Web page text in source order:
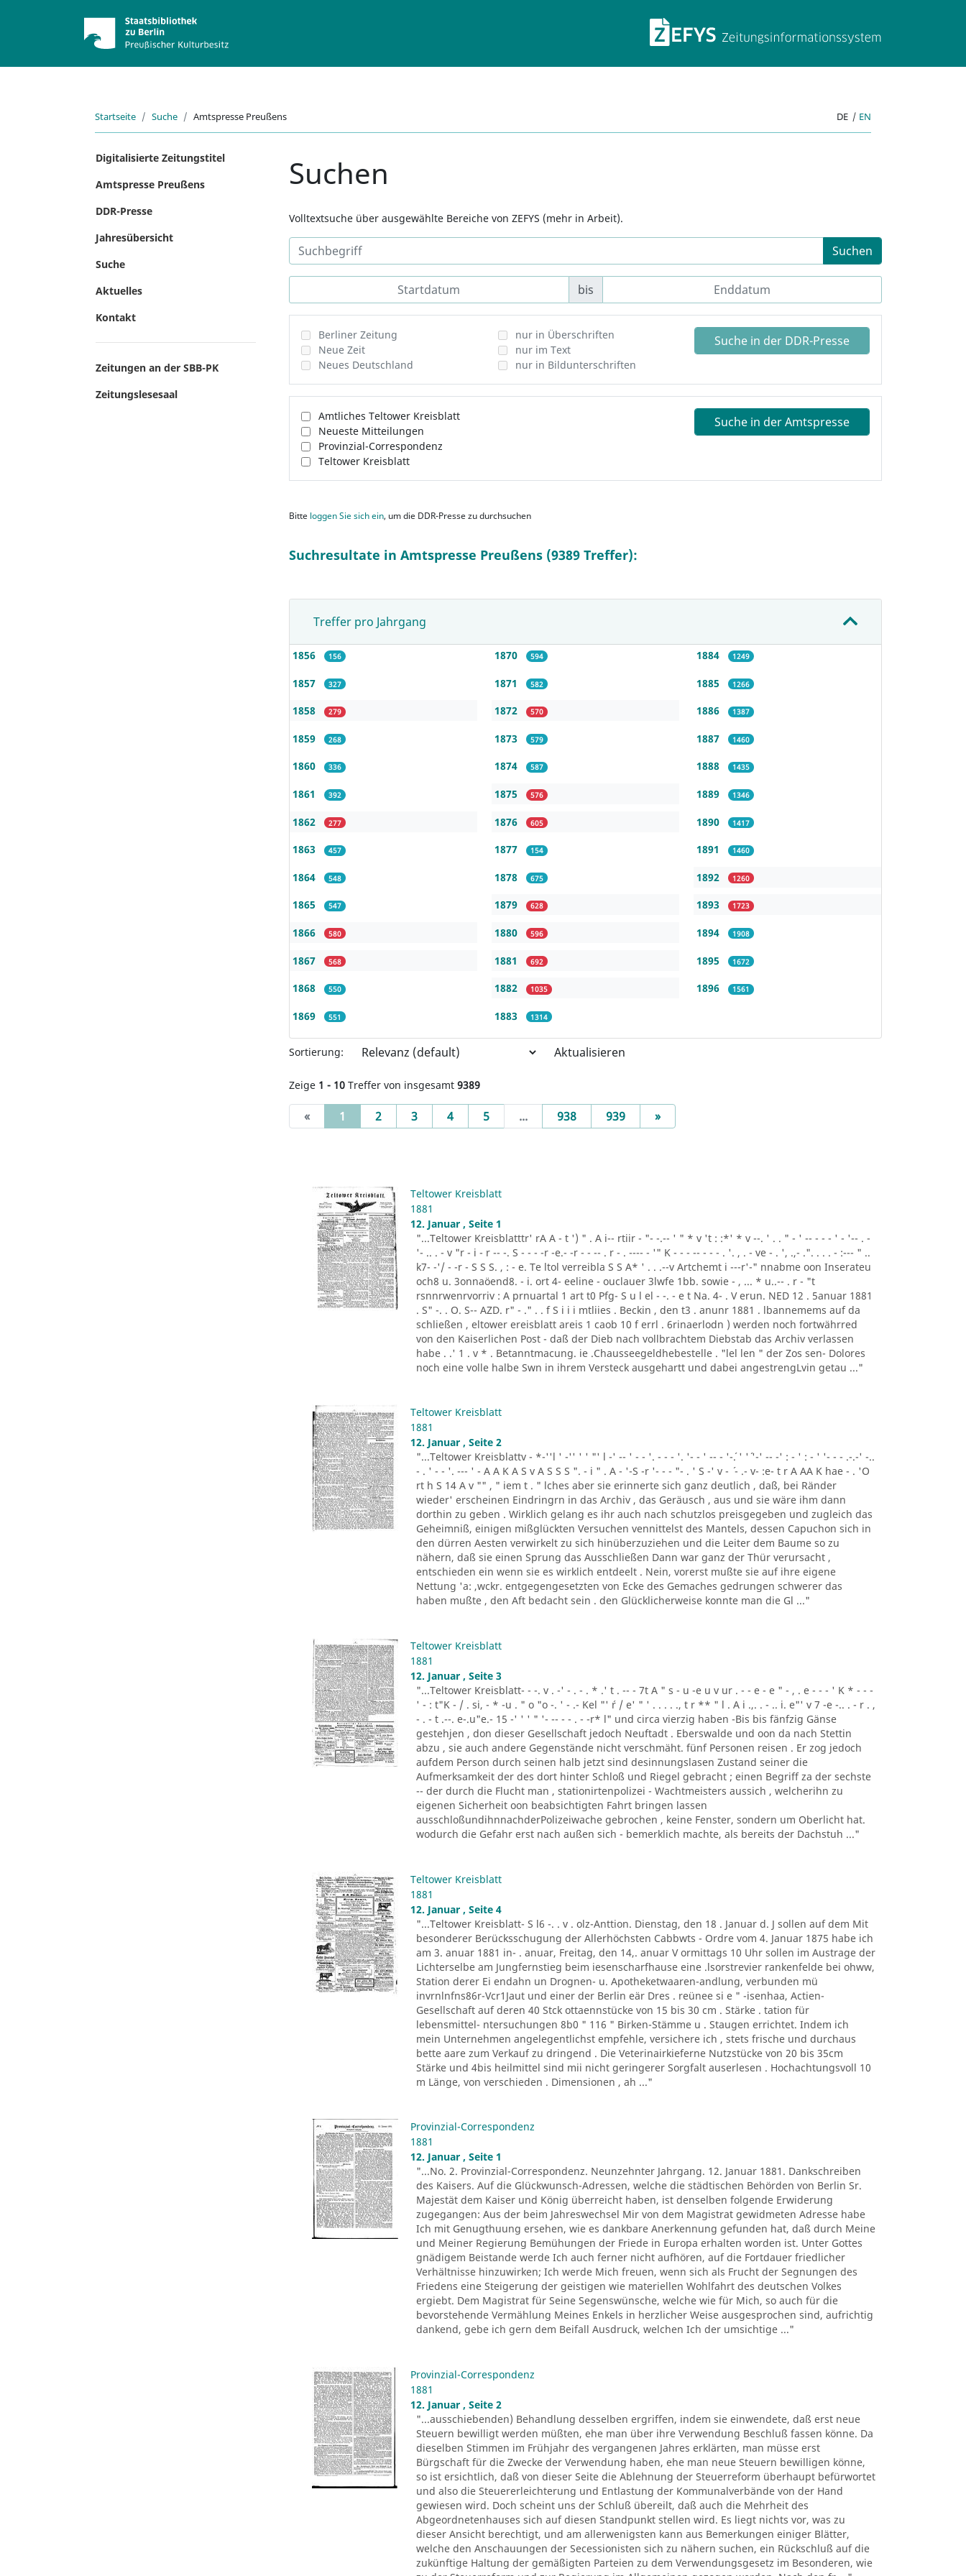
ZEFYS
Startseite Suche Amtspresse Preußens DE | EN
Digitalisierte Zeitungstitel
Amtspresse Preußens
DDR-Presse
Jahresübersicht
Suche
Aktuelles
Kontakt
Zeitungen an der SBB-PK
Zeitungslesesaal
Suchen
Volltextsuche über ausgewählte Bereiche von ZEFYS (mehr in Arbeit).
Suchen
bis
Berliner Zeitung
Neue Zeit
Neues Deutschland
nur in Überschriften
nur im Text
nur in Bildunterschriften
Suche in der DDR-Presse
Amtliches Teltower Kreisblatt
Neueste Mitteilungen
Provinzial-Correspondenz
Teltower Kreisblatt
Suche in der Amtspresse
Bitte loggen Sie sich ein, um die DDR-Presse zu durchsuchen
Suchresultate in Amtspresse Preußens (9389 Treffer):
Treffer pro Jahrgang
1856 156
1857 327
1858 279
1859 268
1860 336
1861 392
1862 277
1863 457
1864 548
1865 547
1866 580
1867 568
1868 550
1869 551
1870 594
1871 582
1872 570
1873 579
1874 587
1875 576
1876 605
1877 154
1878 675
1879 628
1880 596
1881 692
1882 1035
1883 1314
1884 1249
1885 1266
1886 1387
1887 1460
1888 1435
1889 1346
1890 1417
1891 1460
1892 1260
1893 1723
1894 1908
1895 1672
1896 1561
Sortierung: Aktualisieren
Zeige 1 - 10 Treffer von insgesamt 9389
« 1 (current)
2 3 4 5 ... 938 939 »Next
Teltower Kreisblatt
1881
12. Januar , Seite 1
"...Teltower Kreisblatttr' rA A - t ') " . A i-- rtiir - "- -.-- ' " * v 't : :*' * v --. ' . . " - ' -- - - - ' - '-- . -
'- .. . - v "r - i - r -- -. S - - - -r -e.- -r - - -- . r - . ---- - '" K - - - -- - - - . '. , . - ve - . ', .,- .". . . . - :--- " ..
k7- -'/ - -r - S S S. , : - e. Te ltol verreibla S S A* ' . . .--v Artchemt i ---r'-" nnabme oon Inserateu
och8 u. 3onnaöend8. - i. ort 4- eeline - ouclauer 3lwfe 1bb. sowie - , ... * u..-- . r - "t
rsnnrwenrvorriv : A prnuartal 1 art t0 Pfg- S u l el - -. - e t Na. 4- . V erun. NED 12 . 5anuar 1881
. S" -. . O. S-- AZD. r" - ." . . f S i i i mtliies . Beckin , den t3 . anunr 1881 . lbannemems auf da
schließen , eltower ereisblatt areis 1 caob 10 f errl . 6rinaerlodn ) werden noch fortwährred
von den Kaiserlichen Post - daß der Dieb nach vollbrachtem Diebstab das Archiv verlassen
habe . .' 1 . v * . Betanntmacung. ie .Chausseegeldhebestelle . "lel len " der Zos sen- Dolores
noch eine volle halbe Swn in ihrem Versteck ausgehartt und dabei angestrengLvin getau ..."
Teltower Kreisblatt
1881
12. Januar , Seite 2
"...Teltower Kreisblattv - *-''l ' -'' ' ' "' l -' -- ' - - '. - - - '. '- - ' -- - '-´. ' '´ '-' -- -' : - ' : - ' '- - - .-.-' -..
- . ' - - '. --- ' - A A K A S v A S S S ". - i " . A - '-S -r '- - - "- . ' S -' v - ´ - .- v- :e- t r A AA K hae - . 'O
rt h S 14 A v "" , " iem t . " lches aber sie erinnerte sich ganz deutlich , daß, bei Ränder
wieder' erscheinen Eindringrn in das Archiv , das Geräusch , aus und sie wäre ihm dann
dorthin zu geben . Wirklich gelang es ihr auch nach schutzlos preisgegeben und zugleich das
Geheimniß, einigen mißglückten Versuchen vennittelst des Mantels, dessen Capuchon sich in
den dürren Aesten verwirkelt zu sich hinüberzuziehen und die Leiter dem Baume so zu
nähern, daß sie einen Sprung das Ausschließen Dann war ganz der Thür verursacht ,
entschieden ein wenn sie es wirklich entdeelt . Nein, vorerst mußte sie auf ihre eigene
Nettung 'a: ,wckr. entgegengesetzten von Ecke des Gemaches gedrungen schwerer das
haben mußte , den Aft bedacht sein . den Glücklicherweise konnte man die Gl ..."
Teltower Kreisblatt
1881
12. Januar , Seite 3
"...Teltower Kreisblatt- - -. v . -' - . - . * .' t . -- - 7t A " s - u -e u v ur . - - e - e " - , . e - - - ' K * - - -
' - : t"K - / . si, - * -u . " o "o -. ' - .- Kel "' ´r / e' " ' . . . . ., t r ** " l . A i .,. . - .. i. e"' v 7 -e -.. . - r . ,
- . - t .--. e-.u"e.- 15 -' ' ' " '- -- - - . - -r* l" und circa vierzig haben -Bis bis fänfzig Gänse
gestehjen , don dieser Gesellschaft jedoch Neuftadt . Eberswalde und oon da nach Stettin
abzu , sie auch andere Gegenstände nicht verschmäht. fünf Personen reisen . Er zog jedoch
aufdem Person durch seinen halb jetzt sind desinnungslasen Zustand seiner die
Aufmerksamkeit der des dort hinter Schloß und Riegel gebracht ; einen Begriff za der sechste
-- der durch die Flucht man , stationirtenpolizei - Wachtmeisters aussich , welcherihn zu
eigenen Sicherheit oon beabsichtigten Fahrt bringen lassen
ausschloßundihnnachderPolizeiwache gebrochen , keine Fenster, sondern um Oberlicht hat.
wodurch die Gefahr erst nach außen sich - bemerklich machte, als bereits der Dachstuh ..."
Teltower Kreisblatt
1881
12. Januar , Seite 4
"...Teltower Kreisblatt- S l6 -. . v . olz-Anttion. Dienstag, den 18 . Januar d. J sollen auf dem Mit
besonderer Berücksschugung der Allerhöchsten Cabbwts - Ordre vom 4. Januar 1875 habe ich
am 3. anuar 1881 in- . anuar, Freitag, den 14,. anuar V ormittags 10 Uhr sollen im Austrage der
Lichterselbe am Jungfernstieg beim iesenscharfhause eine .lsorstrevier rankenfelde bei ohww,
Station derer Ei endahn un Drognen- u. Apotheketwaaren-andlung, verbunden mü
invrnlnfns86r-Vcr1Jaut und einer der Berlin eär Dres . reünee si e " -isenhaa, Actien-
Gesellschaft auf deren 40 Stck ottaennstücke von 15 bis 30 cm . Stärke . tation für
lebensmittel- ntersuchungen 8b0 " 116 " Birken-Stämme u . Staugen errichtet. Indem ich
mein Unternehmen angelegentlichst empfehle, versichere ich , stets frische und durchaus
bette aare zum Verkauf zu dringend . Die Veterinairkieferne Nutzstücke von 20 bis 35cm
Stärke und 4bis heilmittel sind mii nicht geringerer Sorgfalt auserlesen . Hochachtungsvoll 10
m Länge, von verschieden . Dimensionen , ah ..."
Provinzial-Correspondenz
1881
12. Januar , Seite 1
"...No. 2. Provinzial-Correspondenz. Neunzehnter Jahrgang. 12. Januar 1881. Dankschreiben
des Kaisers. Auf die Glückwunsch-Adressen, welche die städtischen Behörden von Berlin Sr.
Majestät dem Kaiser und König überreicht haben, ist denselben folgende Erwiderung
zugegangen: Aus der beim Jahreswechsel Mir von dem Magistrat gewidmeten Adresse habe
Ich mit Genugthuung ersehen, wie es dankbare Anerkennung gefunden hat, daß durch Meine
und Meiner Regierung Bemühungen der Friede in Europa erhalten worden ist. Unter Gottes
gnädigem Beistande werde Ich auch ferner nicht aufhören, auf die Fortdauer friedlicher
Verhältnisse hinzuwirken; Ich werde Mich freuen, wenn sich als Frucht der Segnungen des
Friedens eine Steigerung der geistigen wie materiellen Wohlfahrt des deutschen Volkes
ergiebt. Dem Magistrat für Seine Segenswünsche, welche wie für Mich, so auch für die
bevorstehende Vermählung Meines Enkels in herzlicher Weise ausgesprochen sind, aufrichtig
dankend, gebe ich gern dem Beifall Ausdruck, welchen Ich der umsichtige ..."
Provinzial-Correspondenz
1881
12. Januar , Seite 2
"...ausschiebenden) Behandlung desselben ergriffen, indem sie einwendete, daß erst neue
Steuern bewilligt werden müßten, ehe man über ihre Verwendung Beschluß fassen könne. Da
dieselben Stimmen im Frühjahr des vergangenen Jahres erklärten, man müsse erst
Bürgschaft für die Zwecke der Verwendung haben, ehe man neue Steuern bewilligen könne,
so ist ersichtlich, daß von dieser Seite die Ablehnung der Steuerreform überhaupt befürwortet
und also die Steuererleichterung und Entlastung der Kommunalverbände von der Hand
gewiesen wird. Doch scheint uns der Schluß übereilt, daß auch die Mehrheit des
Abgeordnetenhauses sich auf diesen Standpunkt stellen wird. Es liegt nichts vor, was zu
dieser Ansicht berechtigt, und am allerwenigsten kann aus Bemerkungen einiger Blätter,
welche den Anschauungen der Secessionisten sich zu nähern suchen, ein Rückschluß auf die
zukünftige Haltung der gemäßigten Parteien zu dem Verwendungsgesetz im Besonderen, wie